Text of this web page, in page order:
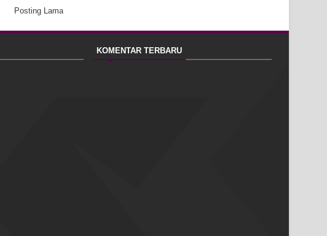
Posting Lama
KOMENTAR TERBARU